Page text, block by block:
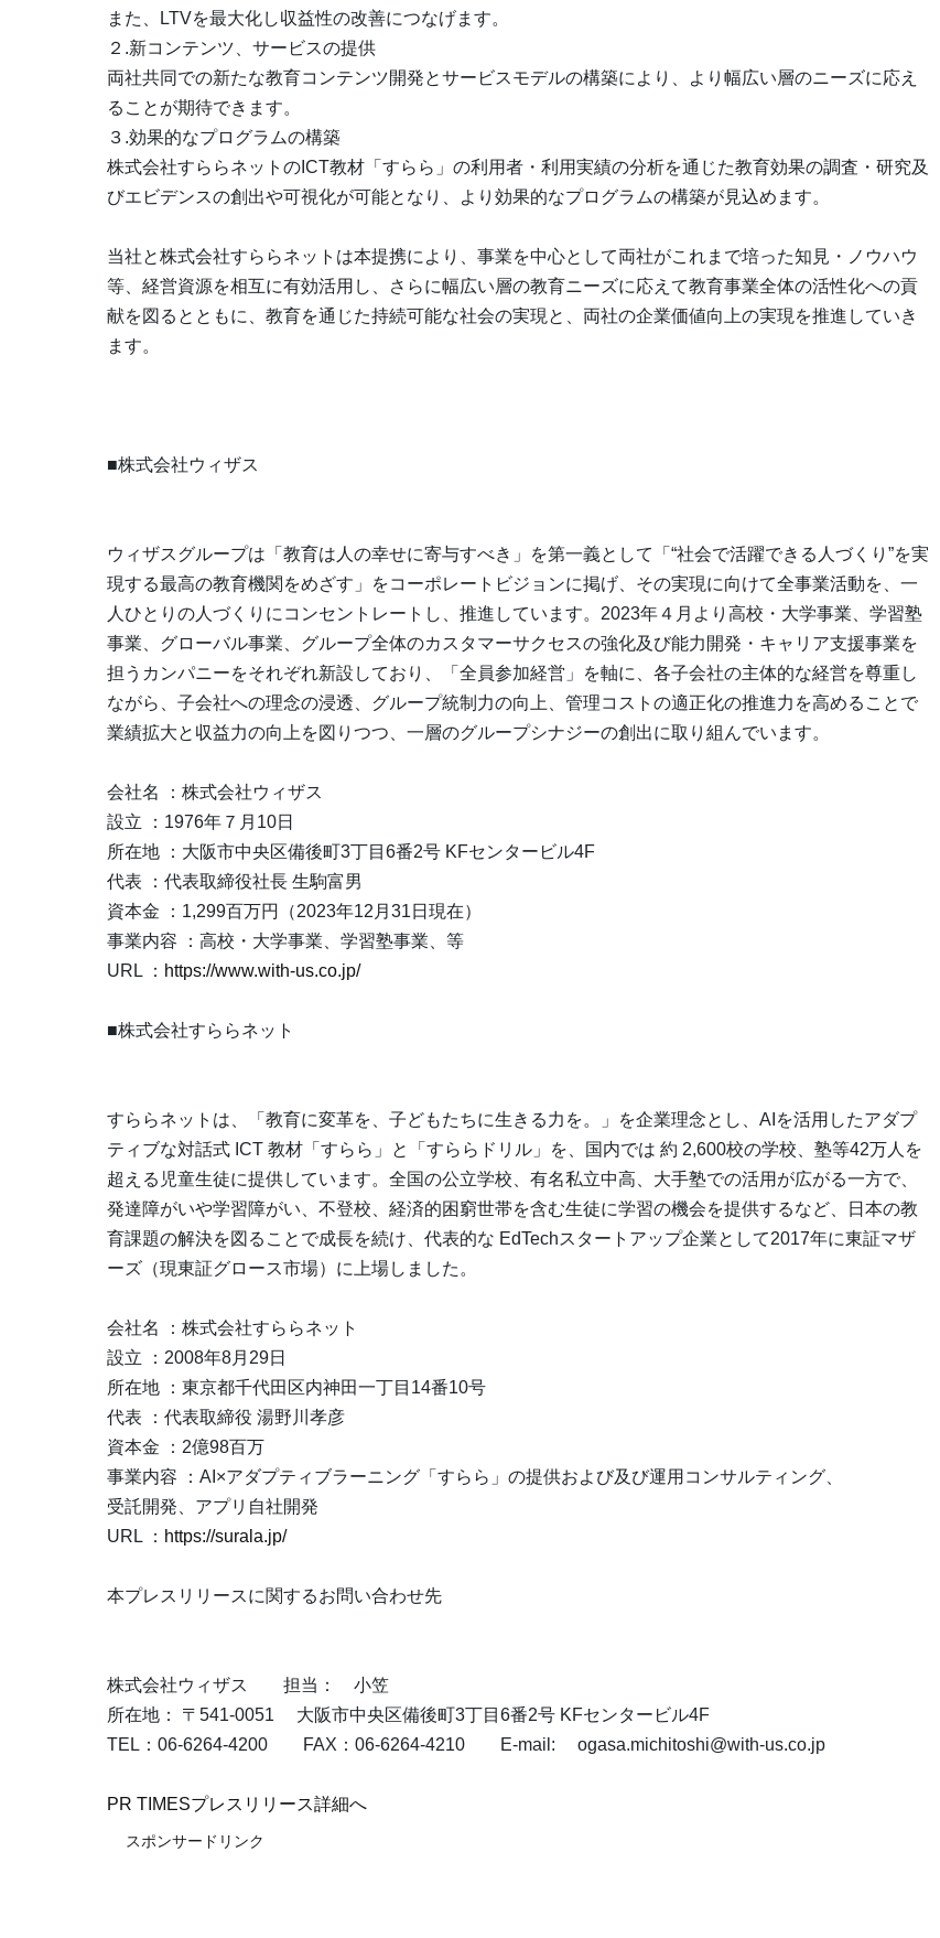
また、LTVを最大化し収益性の改善につなげます。
２.新コンテンツ、サービスの提供
両社共同での新たな教育コンテンツ開発とサービスモデルの構築により、より幅広い層のニーズに応え
ることが期待できます。
３.効果的なプログラムの構築
株式会社すららネットのICT教材「すらら」の利用者・利用実績の分析を通じた教育効果の調査・研究及
びエビデンスの創出や可視化が可能となり、より効果的なプログラムの構築が見込めます。
当社と株式会社すららネットは本提携により、事業を中心として両社がこれまで培った知見・ノウハウ
等、経営資源を相互に有効活用し、さらに幅広い層の教育ニーズに応えて教育事業全体の活性化への貢
献を図るとともに、教育を通じた持続可能な社会の実現と、両社の企業価値向上の実現を推進していき
ます。
■株式会社ウィザス
ウィザスグループは「教育は人の幸せに寄与すべき」を第一義として「“社会で活躍できる人づくり”を実
現する最高の教育機関をめざす」をコーポレートビジョンに掲げ、その実現に向けて全事業活動を、一
人ひとりの人づくりにコンセントレートし、推進しています。2023年４月より高校・大学事業、学習塾
事業、グローバル事業、グループ全体のカスタマーサクセスの強化及び能力開発・キャリア支援事業を
担うカンパニーをそれぞれ新設しており、「全員参加経営」を軸に、各子会社の主体的な経営を尊重し
ながら、子会社への理念の浸透、グループ統制力の向上、管理コストの適正化の推進力を高めることで
業績拡大と収益力の向上を図りつつ、一層のグループシナジーの創出に取り組んでいます。
会社名 ：株式会社ウィザス
設立 ：1976年７月10日
所在地 ：大阪市中央区備後町3丁目6番2号 KFセンタービル4F
代表 ：代表取締役社長 生駒富男
資本金 ：1,299百万円（2023年12月31日現在）
事業内容 ：高校・大学事業、学習塾事業、等
URL ： https://www.with-us.co.jp/
■株式会社すららネット
すららネットは、「教育に変革を、子どもたちに生きる力を。」を企業理念とし、AIを活用したアダプ
ティブな対話式 ICT 教材「すらら」と「すららドリル」を、国内では 約 2,600校の学校、塾等42万人を
超える児童生徒に提供しています。全国の公立学校、有名私立中高、大手塾での活用が広がる一方で、
発達障がいや学習障がい、不登校、経済的困窮世帯を含む生徒に学習の機会を提供するなど、日本の教
育課題の解決を図ることで成長を続け、代表的な EdTechスタートアップ企業として2017年に東証マザ
ーズ（現東証グロース市場）に上場しました。
会社名 ：株式会社すららネット
設立 ：2008年8月29日
所在地 ：東京都千代田区内神田一丁目14番10号
代表 ：代表取締役 湯野川孝彦
資本金 ：2億98百万
事業内容 ：AI×アダプティブラーニング「すらら」の提供および及び運用コンサルティング、
受託開発、アプリ自社開発
URL ： https://surala.jp/
本プレスリリースに関するお問い合わせ先
株式会社ウィザス 担当： 小笠
所在地： 〒541-0051 大阪市中央区備後町3丁目6番2号 KFセンタービル4F
TEL：06-6264-4200 FAX：06-6264-4210 E-mail: ogasa.michitoshi@with-us.co.jp
PR TIMESプレスリリース詳細へ
スポンサードリンク